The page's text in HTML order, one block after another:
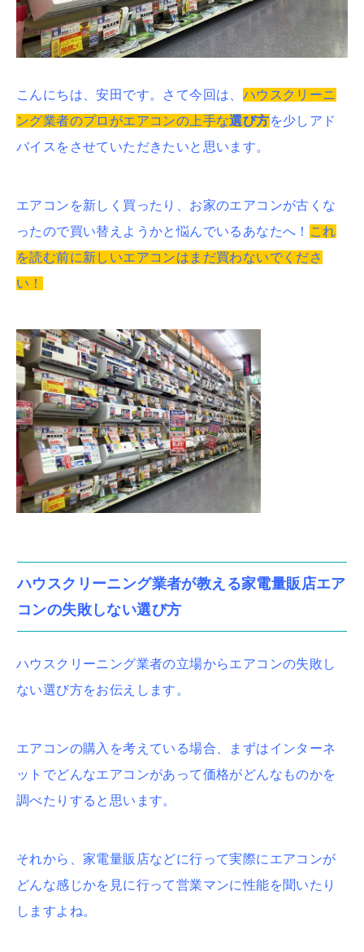
こんにちは、安田です。さて今回は、 ハウスクリーニ
ング業者のプロがエアコンの上手な選び方を少しアド
バイスをさせていただきたいと思います。
エアコンを新しく買ったり、お家のエアコンが古くな
ったので買い替えようかと悩んでいるあなたへ！ これ
を読む前に新しいエアコンはまだ買わないでくださ
い！
ハウスクリーニング業者が教える家電量販店エア
コンの失敗しない選び方
ハウスクリーニング業者の立場からエアコンの失敗し
ない選び方をお伝えします。
エアコンの購入を考えている場合、まずはインターネ
ットでどんなエアコンがあって価格がどんなものかを
調べたりすると思います。
それから、家電量販店などに行って実際にエアコンが
どんな感じかを見に行って営業マンに性能を聞いたり
しますよね。